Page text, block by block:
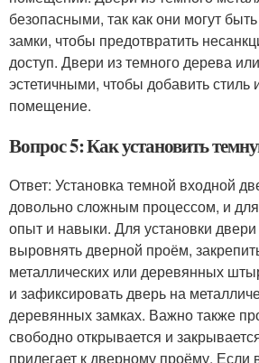
безопасными, так как они могут
замки, чтобы предотвратить
доступ. Двери из темного дерева
эстетичными, чтобы добавить стиль
помещение.
Вопрос 5: Как установить
Ответ: Установка темной входной
довольно сложным процессом, и для
опыт и навыки. Для установки
выровнять дверной проём,
металлических или деревянных
и зафиксировать дверь на
деревянных замках. Важно также
свободно открывается и
прилегает к дверному проёму.